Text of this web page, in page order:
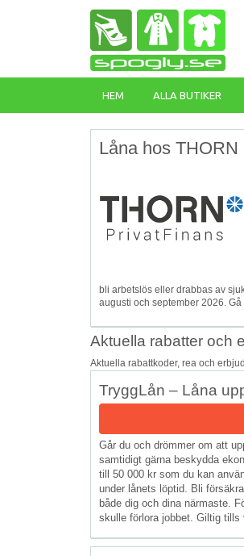
HEM ALLA BUTIKER
Låna hos
bli arbetslös eller drabbas av
augusti och september 2026. Gå
Aktuella rabatter och
Aktuella rabattkoder, rea och
TryggLån – Låna
Går du och drömmer om att
samtidigt gärna beskydda
till 50 000 kr som du kan
under lånets löptid. Bli
både dig och dina närmaste.
skulle förlora jobbet. Giltig tills